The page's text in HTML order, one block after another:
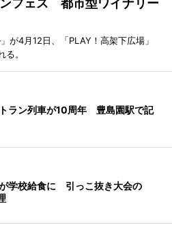
フェス 都市型ワイナリー
が4月12日、「PLAY！高架下広場」
る。
ラン列車が10周年 豊島園駅で記
が学校給食に 引っこ抜き大会の